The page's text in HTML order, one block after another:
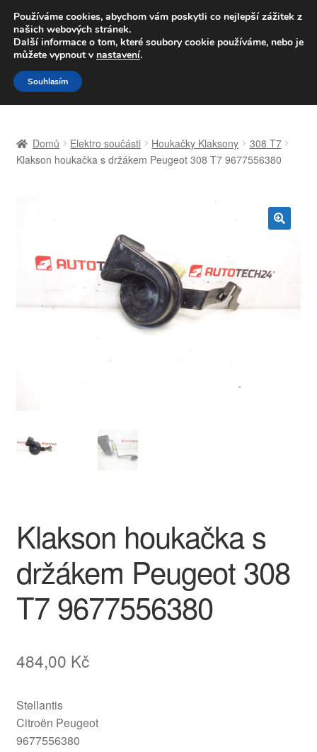
DOPRAVA od 139,-Kč
Volejte po-pá 9-16 704 494 494
Přeskočit
na
navigaci
Přejít
k
obsahu
Celosvětová doprava
Košík
Můj účet
Platby
Reklamace
Reklamační řád
Vrakoviště Citroën
Domů Elektro součásti Houkačky Klaksony
308 T7
Klakson houkačka s držákem Peugeot 308 T7 9677556380
Klakson houkačka s
držákem Peugeot 308
T7 9677556380
484,00 Kč
Stellantis
Citroën Peugeot
9677556380
Používáme cookies, abychom vám poskytli co nejlepší zážitek z
našich webových stránek.
Další informace o tom, které soubory cookie používáme, nebo je
můžete vypnout v nastavení.
Souhlasím